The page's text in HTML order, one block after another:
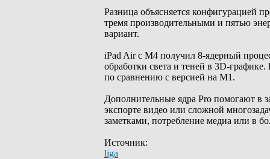
Разница объясняется конфигурацией
тремя производительными и пятью
вариант.
iPad Air с M4 получил 8-ядерный
обработки света и теней в 3D-
по сравнению с версией на M1.
Дополнительные ядра Pro помогают в
экспорте видео или сложной
заметками, потребление медиа или в
Источник:
liga